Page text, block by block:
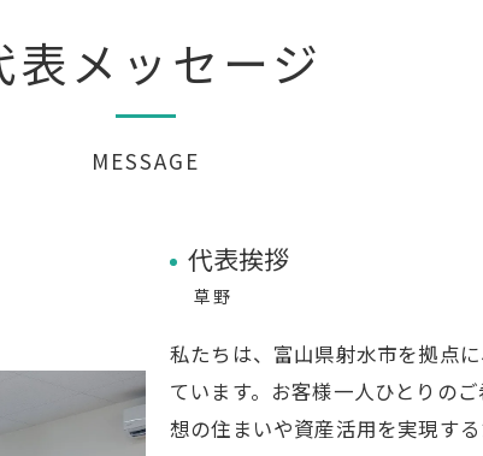
表メッセージ
MESSAGE
代表挨拶
草野
私たちは、富山県射水市を拠点
ています。お客様一人ひとりの
想の住まいや資産活用を実現す